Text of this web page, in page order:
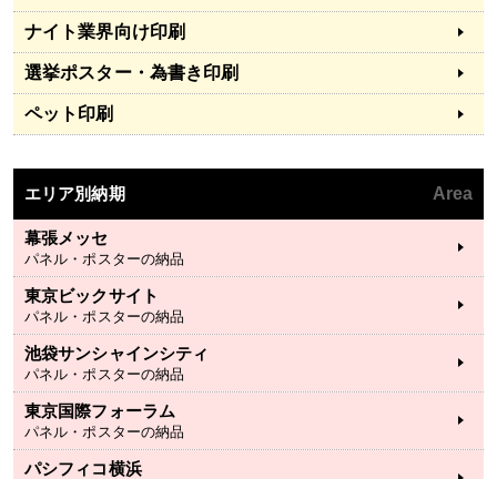
ナイト業界向け印刷
選挙ポスター・為書き印刷
ペット印刷
エリア別納期 Area
幕張メッセ
パネル・ポスターの納品
東京ビックサイト
パネル・ポスターの納品
池袋サンシャインシティ
パネル・ポスターの納品
東京国際フォーラム
パネル・ポスターの納品
パシフィコ横浜